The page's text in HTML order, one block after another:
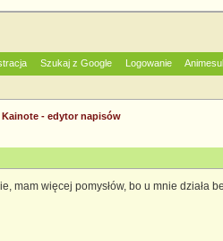
Szukaj z Google Logowanie
Kainote - edytor napisów
mam więcej pomysłów, bo u mnie działa